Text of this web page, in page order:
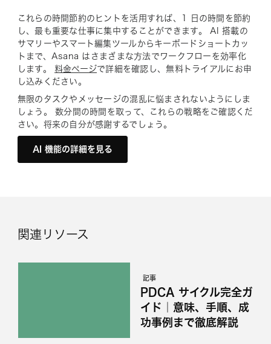
これらの時間節約のヒントを活用すれば、1 日の時間を節約
し、最も重要な仕事に集中することができます。 AI 搭載の
サマリーやスマート編集ツールからキーボードショートカッ
トまで、Asana はさまざまな方法でワークフローを効率化
します。 料金ページで詳細を確認し、無料トライアルにお申
し込みください。
無限のタスクやメッセージの混乱に悩まされないようにしま
しょう。 数分間の時間を取って、これらの戦略をご確認くだ
さい。将来の自分が感謝するでしょう。
AI 機能の詳細を見る
関連リソース
記事
PDCA サイクル完全ガ
イド｜意味、手順、成
功事例まで徹底解説